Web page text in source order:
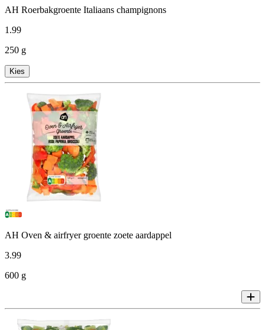
AH Roerbakgroente Italiaans champignons
1.99
250 g
Kies
AH Oven & airfryer groente zoete aardappel
3.99
600 g